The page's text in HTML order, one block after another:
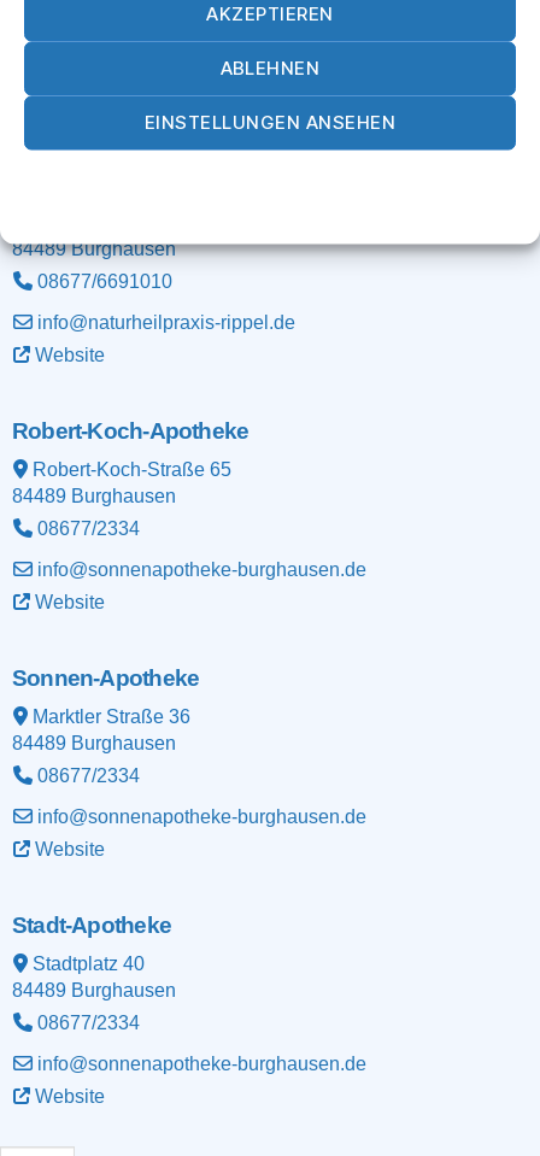
AKZEPTIEREN
ABLEHNEN
EINSTELLUNGEN ANSEHEN
info@gynzentrum-muehldorf.de
Naturheilpraxis-Rippel, Cordula & Heiko Rippel,
84489 Burghausen
08677/6691010
info@naturheilpraxis-rippel.de
Website
Robert-Koch-Apotheke
Robert-Koch-Straße 65
84489 Burghausen
08677/2334
info@sonnenapotheke-burghausen.de
Website
Sonnen-Apotheke
Marktler Straße 36
84489 Burghausen
08677/2334
info@sonnenapotheke-burghausen.de
Website
Stadt-Apotheke
Stadtplatz 40
84489 Burghausen
08677/2334
info@sonnenapotheke-burghausen.de
Website